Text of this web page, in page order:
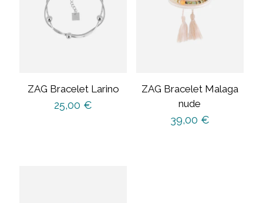
ZAG Bracelet Larino
25,00 €
ZAG Bracelet Malaga
nude
39,00 €